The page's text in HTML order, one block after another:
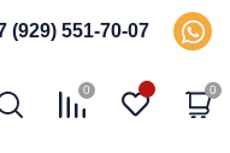
(929) 551-70-07
0 0